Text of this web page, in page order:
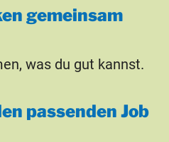
gemeinsam
was du gut kannst.
passenden Job